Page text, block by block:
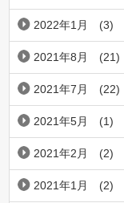
2022年1月 (3)
2021年8月 (21)
2021年7月 (22)
2021年5月 (1)
2021年2月 (2)
2021年1月 (2)